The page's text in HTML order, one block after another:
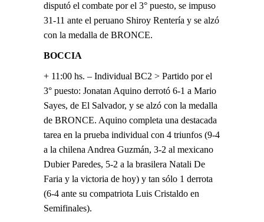
disputó el combate por el 3° puesto, se impuso
31-11 ante el peruano Shiroy Rentería y se alzó
con la medalla de BRONCE.
BOCCIA
+ 11:00 hs. – Individual BC2 > Partido por el
3° puesto: Jonatan Aquino derrotó 6-1 a Mario
Sayes, de El Salvador, y se alzó con la medalla
de BRONCE. Aquino completa una destacada
tarea en la prueba individual con 4 triunfos (9-4
a la chilena Andrea Guzmán, 3-2 al mexicano
Dubier Paredes, 5-2 a la brasilera Natali De
Faria y la victoria de hoy) y tan sólo 1 derrota
(6-4 ante su compatriota Luis Cristaldo en
Semifinales).